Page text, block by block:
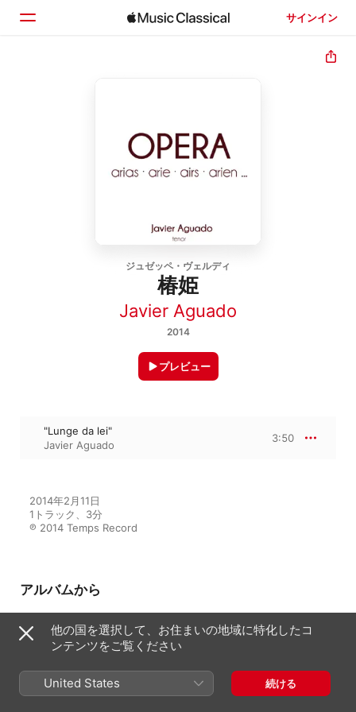
サインイン
ジュゼッペ・ヴェルディ
椿姫
Javier Aguado
2014
プレビュー
"Lunge da lei"
Javier Aguado
3:50
2014年2月11日
1トラック、3分
℗ 2014 Temps Record
アルバムから
OPERA arias arie airs arien ...
Javier Aguado
他の国を選択して、お住まいの地域に特化したコ
ンテンツをご覧ください
United States 続ける